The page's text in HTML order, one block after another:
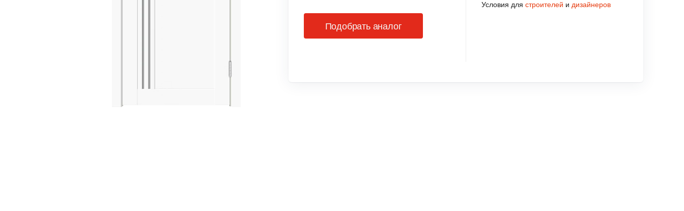
Подобрать аналог
Условия для строителей и дизайнеров